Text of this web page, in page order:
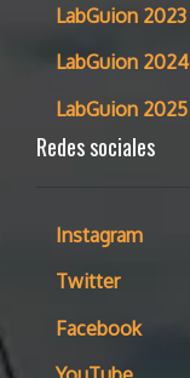
LabGuion 2023
LabGuion 2024
LabGuion 2025
Redes sociales
Instagram
Twitter
Facebook